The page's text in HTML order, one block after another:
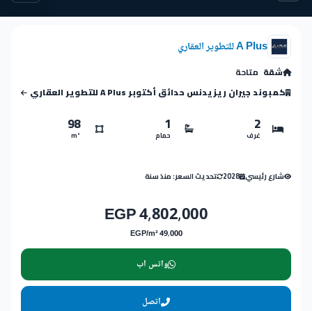
A Plus للتطوير العقاري
شقة متاحة
كمبوند جيران ريزيدنس حدائق أكتوبر A Plus للتطوير العقاري
2
غرف
1
حمام
98
m²
شارع رئيسي 2028 تحديث السعر: منذ سنة
4,802,000 EGP
49,000 EGP/m²
واتس اب
اتصل